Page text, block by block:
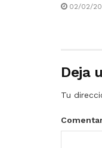
02/02/
Deja
Tu